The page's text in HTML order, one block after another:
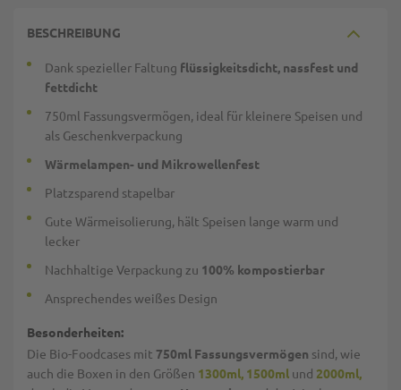
BESCHREIBUNG
Dank spezieller Faltung flüssigkeitsdicht, nassfest und
fettdicht
750ml Fassungsvermögen, ideal für kleinere Speisen und
als Geschenkverpackung
Wärmelampen- und Mikrowellenfest
Platzsparend stapelbar
Gute Wärmeisolierung, hält Speisen lange warm und
lecker
Nachhaltige Verpackung zu 100% kompostierbar
Ansprechendes weißes Design
Besonderheiten:
Die Bio-Foodcases mit 750ml Fassungsvermögen sind, wie
auch die Boxen in den Größen 1300ml, 1500ml und 2000ml,